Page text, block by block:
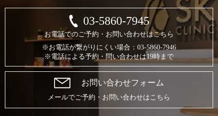
03-5860-7945
お電話でのご予約・お問い合わせはこちら
※お電話が繋がりにくい場合：03-5860-7946
※電話による予約・問い合わせは19時まで
お問い合わせフォーム
メールでご予約・お問い合わせはこちら